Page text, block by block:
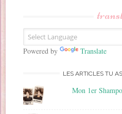
E
m
a
Powered by Translate
LES ARTICLES TU AS
Mon 1er